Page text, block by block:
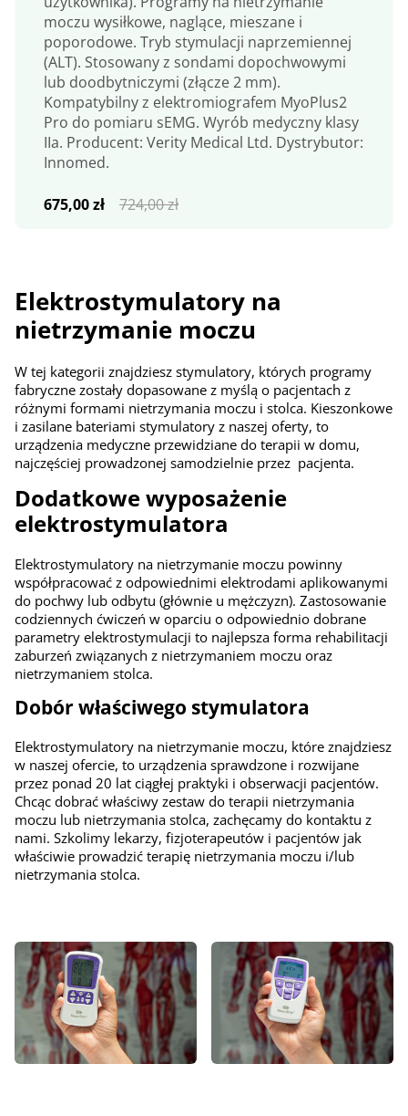
moczu wysiłkowe, naglące, mieszane i
poporodowe. Tryb stymulacji naprzemiennej
(ALT). Stosowany z sondami dopochwowymi
lub doodbytniczymi (złącze 2 mm).
Kompatybilny z elektromiografem MyoPlus2
Pro do pomiaru sEMG. Wyrób medyczny klasy
IIa. Producent: Verity Medical Ltd. Dystrybutor:
Innomed.
724,00zł
Pierwotna
675,00zł
Aktualna
Elektrostymulatory na
nietrzymanie moczu
W tej kategorii znajdziesz stymulatory, których programy
fabryczne zostały dopasowane z myślą o pacjentach z
różnymi formami nietrzymania moczu i stolca. Kieszonkowe
i zasilane bateriami stymulatory z naszej oferty, to
urządzenia medyczne przewidziane do terapii w domu,
najczęściej prowadzonej samodzielnie przez pacjenta.
Dodatkowe wyposażenie
elektrostymulatora
Elektrostymulatory na nietrzymanie moczu powinny
współpracować z odpowiednimi elektrodami aplikowanymi
do pochwy lub odbytu (głównie u mężczyzn). Zastosowanie
codziennych ćwiczeń w oparciu o odpowiednio dobrane
parametry elektrostymulacji to najlepsza forma rehabilitacji
zaburzeń związanych z nietrzymaniem moczu oraz
nietrzymaniem stolca.
Dobór właściwego stymulatora
Elektrostymulatory na nietrzymanie moczu, które znajdziesz
w naszej ofercie, to urządzenia sprawdzone i rozwijane
przez ponad 20 lat ciągłej praktyki i obserwacji pacjentów.
Chcąc dobrać właściwy zestaw do terapii nietrzymania
moczu lub nietrzymania stolca, zachęcamy do kontaktu z
nami. Szkolimy lekarzy, fizjoterapeutów i pacjentów jak
właściwie prowadzić terapię nietrzymania moczu i/lub
nietrzymania stolca.